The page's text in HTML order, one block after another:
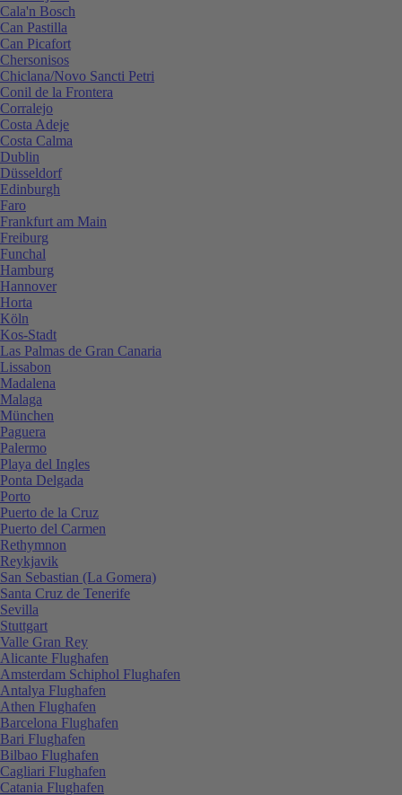
Cala'n Bosch
Can Pastilla
Can Picafort
Chersonisos
Chiclana/Novo Sancti Petri
Conil de la Frontera
Corralejo
Costa Adeje
Costa Calma
Dublin
Düsseldorf
Edinburgh
Faro
Frankfurt am Main
Freiburg
Funchal
Hamburg
Hannover
Horta
Köln
Kos-Stadt
Las Palmas de Gran Canaria
Lissabon
Madalena
Malaga
München
Paguera
Palermo
Playa del Ingles
Ponta Delgada
Porto
Puerto de la Cruz
Puerto del Carmen
Rethymnon
Reykjavik
San Sebastian (La Gomera)
Santa Cruz de Tenerife
Sevilla
Stuttgart
Valle Gran Rey
Alicante Flughafen
Amsterdam Schiphol Flughafen
Antalya Flughafen
Athen Flughafen
Barcelona Flughafen
Bari Flughafen
Bilbao Flughafen
Cagliari Flughafen
Catania Flughafen